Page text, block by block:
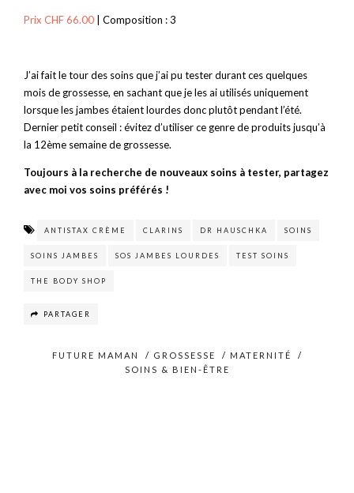
Prix CHF 66.00 | Composition : 3
J’ai fait le tour des soins que j’ai pu tester durant ces quelques
mois de grossesse, en sachant que je les ai utilisés uniquement
lorsque les jambes étaient lourdes donc plutôt pendant l’été.
Dernier petit conseil : évitez d’utiliser ce genre de produits jusqu’à
la 12ème semaine de grossesse.
Toujours à la recherche de nouveaux soins à tester, partagez
avec moi vos soins préférés !
ANTISTAX CRÈME CLARINS DR HAUSCHKA SOINS
SOINS JAMBES SOS JAMBES LOURDES TEST SOINS
THE BODY SHOP
PARTAGER
FUTURE MAMAN / GROSSESSE / MATERNITÉ
/
SOINS & BIEN-ÊTRE